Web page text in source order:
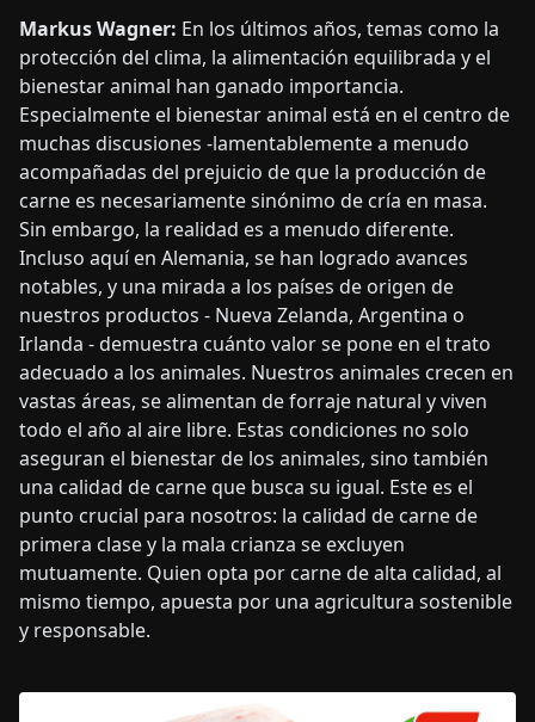
Markus Wagner: En los últimos años, temas como la
protección del clima, la alimentación equilibrada y el
bienestar animal han ganado importancia.
Especialmente el bienestar animal está en el centro de
muchas discusiones -lamentablemente a menudo
acompañadas del prejuicio de que la producción de
carne es necesariamente sinónimo de cría en masa.
Sin embargo, la realidad es a menudo diferente.
Incluso aquí en Alemania, se han logrado avances
notables, y una mirada a los países de origen de
nuestros productos - Nueva Zelanda, Argentina o
Irlanda - demuestra cuánto valor se pone en el trato
adecuado a los animales. Nuestros animales crecen en
vastas áreas, se alimentan de forraje natural y viven
todo el año al aire libre. Estas condiciones no solo
aseguran el bienestar de los animales, sino también
una calidad de carne que busca su igual. Este es el
punto crucial para nosotros: la calidad de carne de
primera clase y la mala crianza se excluyen
mutuamente. Quien opta por carne de alta calidad, al
mismo tiempo, apuesta por una agricultura sostenible
y responsable.